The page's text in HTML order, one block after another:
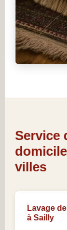
Service
villes
Lavage
à Sailly